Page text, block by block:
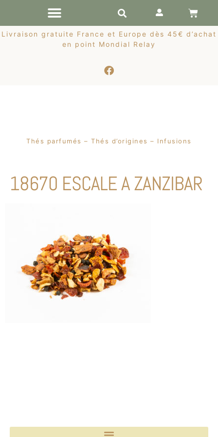
Livraison gratuite France et Europe dès 45€ d’achat
en point Mondial Relay
Thés parfumés – Thés d’origines – Infusions
18670 ESCALE A ZANZIBAR